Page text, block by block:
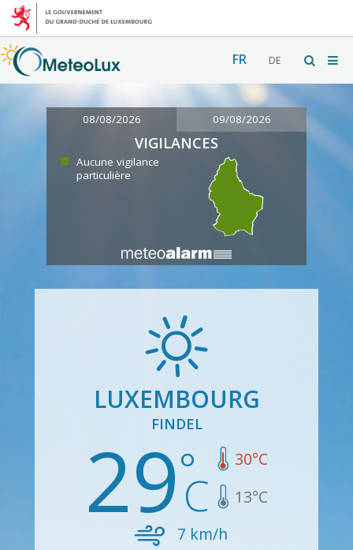
FR DE
08/08/2026 09/08/2026
VIGILANCES
Aucune vigilance
particulière
LUXEMBOURG
FINDEL
29 30°C
13°C
7 km/h